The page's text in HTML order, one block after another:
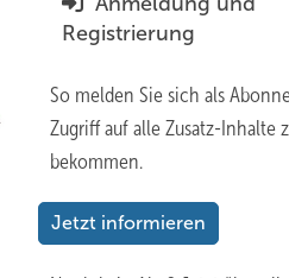
Registrierung
So melden Sie sich als
Zugriff auf alle Zusatz-Inhalte
bekommen.
Jetzt informieren